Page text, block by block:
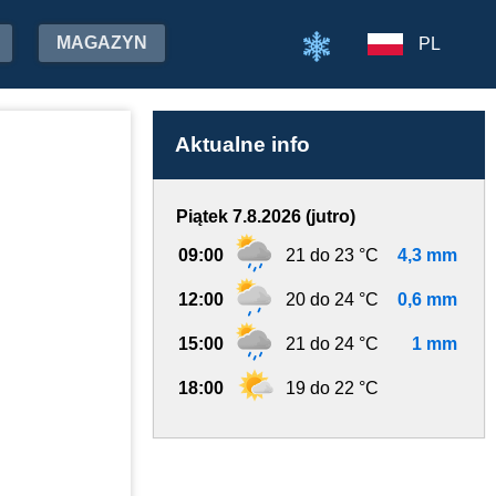
MAGAZYN PL
Aktualne info
Piątek 7.8.2026 (jutro)
09:00 21 do 23 °C 4,3 mm
12:00 20 do 24 °C 0,6 mm
15:00 21 do 24 °C 1 mm
18:00 19 do 22 °C